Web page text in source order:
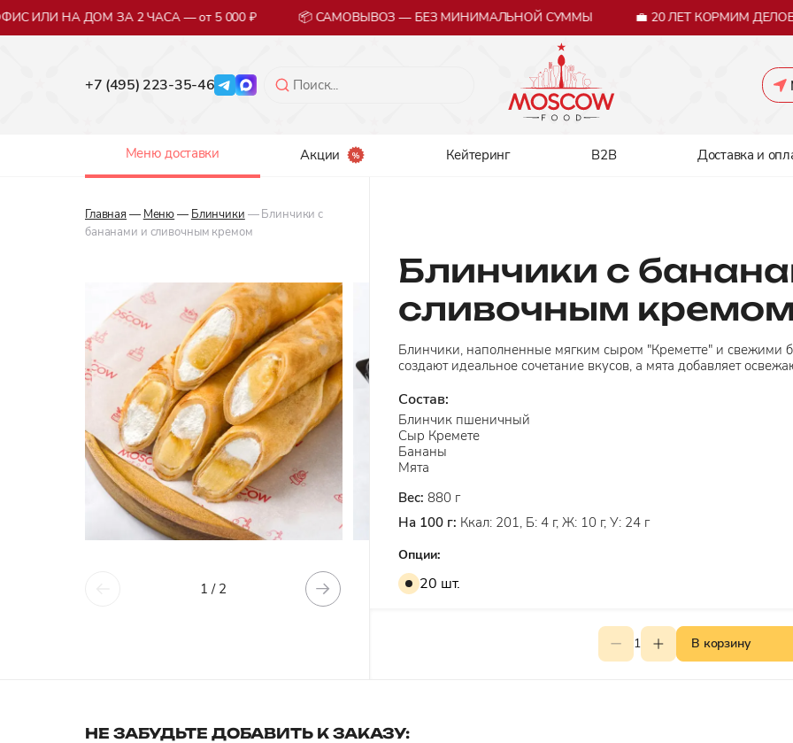
ИЛИ НА ДОМ ЗА 2 ЧАСА — от 5 000 ₽ 📦 САМОВЫВОЗ — БЕЗ МИНИМАЛЬНОЙ СУММЫ 💼 20 ЛЕТ КОРМИМ
+7 (495) 223-35-46
Меню доставки Акции Кейтеринг B2B Доставка и
Главная — Меню— Блинчики — Блинчики с
бананами и сливочным кремом
1 / 2
Блинчики с
сливочным
Блинчики, наполненные мягким сыром "Креметте" и свежими
создают идеальное сочетание вкусов, а мята добавляет
Состав:
Блинчик пшеничный
Сыр Кремете
Бананы
Мята
Вес:880 г
На 100 г: Ккал: 201, Б: 4 г, Ж: 10 г, У: 24 г
Опции:
20 шт.
1 В корзину
НЕ ЗАБУДЬТЕ ДОБАВИТЬ К ЗАКАЗУ: